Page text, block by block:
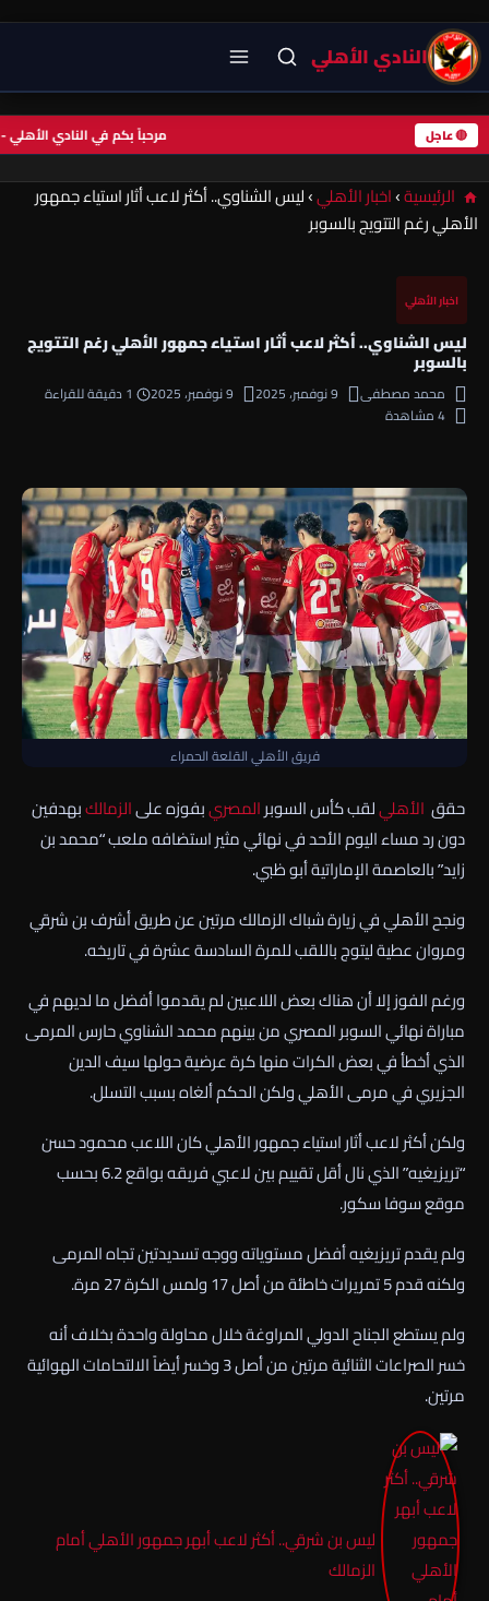
النادي الأهلي
🔴 عاجل مرحباً بكم في النادي
الرئيسية›اخبار الأهلي›ليس الشناوي.. أكثر لاعب أثار استياء جمهور
الأهلي رغم التتويج بالسوبر
اخبار الأهلي
ليس الشناوي.. أكثر لاعب أثار استياء جمهور الأهلي رغم التتويج
بالسوبر
محمد مصطفى 9 نوفمبر، 2025 9 نوفمبر، 2025
1 دقيقة للقراءة
4 مشاهدة
فريق الأهلي القلعة الحمراء
حقق الأهليلقب كأس السوبرالمصريبفوزه علىالزمالكبهدفين
دون رد مساء اليوم الأحد في نهائي مثير استضافه ملعب “محمد بن
زايد” بالعاصمة الإماراتية أبو ظبي.
ونجح الأهلي في زيارة شباك الزمالك مرتين عن طريق أشرف بن شرقي
ومروان عطية ليتوج باللقب للمرة السادسة عشرة في تاريخه.
ورغم الفوز إلا أن هناك بعض اللاعبين لم يقدموا أفضل ما لديهم في
مباراة نهائي السوبر المصري من بينهم محمد الشناوي حارس المرمى
الذي أخطأ في بعض الكرات منها كرة عرضية حولها سيف الدين
الجزيري في مرمى الأهلي ولكن الحكم ألغاه بسبب التسلل.
ولكن أكثر لاعب أثار استياء جمهور الأهلي كان اللاعب محمود حسن
“تريزيغيه” الذي نال أقل تقييم بين لاعبي فريقه بواقع 6.2 بحسب
موقع سوفا سكور.
ولم يقدم تريزيغيه أفضل مستوياته ووجه تسديدتين تجاه المرمى
ولكنه قدم 5 تمريرات خاطئة من أصل 17 ولمس الكرة 27 مرة.
ولم يستطع الجناح الدولي المراوغة خلال محاولة واحدة بخلاف أنه
خسر الصراعات الثنائية مرتين من أصل 3 وخسر أيضاً الالتحامات الهوائية
مرتين.
ليس بن شرقي.. أكثر لاعب أبهر جمهور الأهلي أمام
الزمالك